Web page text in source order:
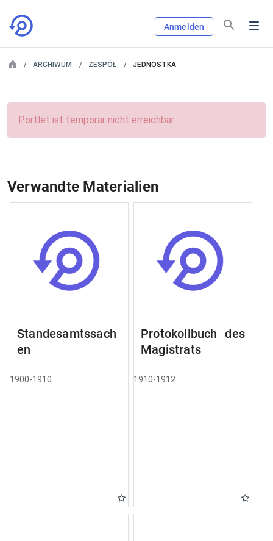
Anmelden
ARCHIWUM ZESPÓŁ JEDNOSTKA
Portlet ist temporär nicht erreichbar.
Verwandte Materialien
Standesamtssach
en
1900-1910
Protokollbuch des
Magistrats
1910-1912